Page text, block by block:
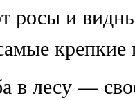
росы и
в лесу —